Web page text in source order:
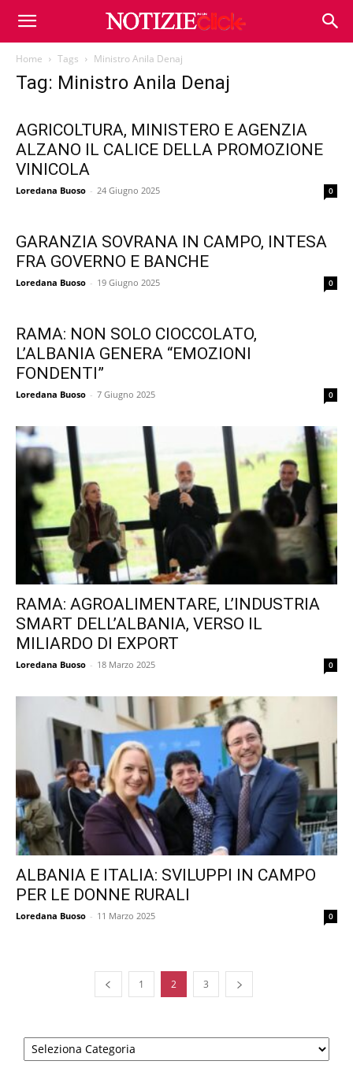
Home Tags Ministro Anila Denaj
Tag: Ministro Anila Denaj
AGRICOLTURA, MINISTERO E AGENZIA
ALZANO IL CALICE DELLA PROMOZIONE
VINICOLA
Loredana Buoso - 24 Giugno 2025 0
GARANZIA SOVRANA IN CAMPO, INTESA
FRA GOVERNO E BANCHE
Loredana Buoso - 19 Giugno 2025 0
RAMA: NON SOLO CIOCCOLATO,
L’ALBANIA GENERA “EMOZIONI
FONDENTI”
Loredana Buoso - 7 Giugno 2025 0
RAMA: AGROALIMENTARE, L’INDUSTRIA
SMART DELL’ALBANIA, VERSO IL
MILIARDO DI EXPORT
Loredana Buoso - 18 Marzo 2025 0
ALBANIA E ITALIA: SVILUPPI IN CAMPO
PER LE DONNE RURALI
Loredana Buoso - 11 Marzo 2025 0
1 2 3
Categorie